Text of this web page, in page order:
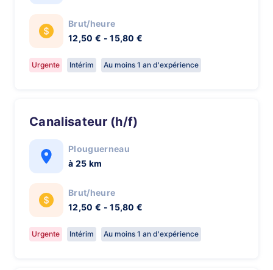
Brut/heure
12,50 € - 15,80 €
Urgente Intérim Au moins 1 an d'expérience
Canalisateur (h/f)
Plouguerneau
à 25 km
Brut/heure
12,50 € - 15,80 €
Urgente Intérim Au moins 1 an d'expérience